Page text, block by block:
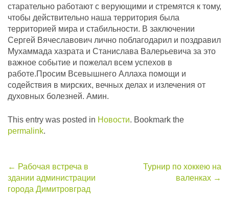
старательно работают с верующими и стремятся к тому,
чтобы действительно наша территория была
территорией мира и стабильности. В заключении
Сергей Вячеславович лично поблагодарил и поздравил
Мухаммада хазрата и Станислава Валерьевича за это
важное событие и пожелал всем успехов в
работе.Просим Всевышнего Аллаха помощи и
содействия в мирских, вечных делах и излечения от
духовных болезней. Амин.
This entry was posted in Новости. Bookmark the
permalink.
Post
navigation
← Рабочая встреча в
здании администрации
города Димитровград
Турнир по хоккею на
валенках →